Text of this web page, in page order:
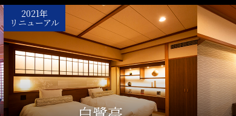
2021年
リニューアル